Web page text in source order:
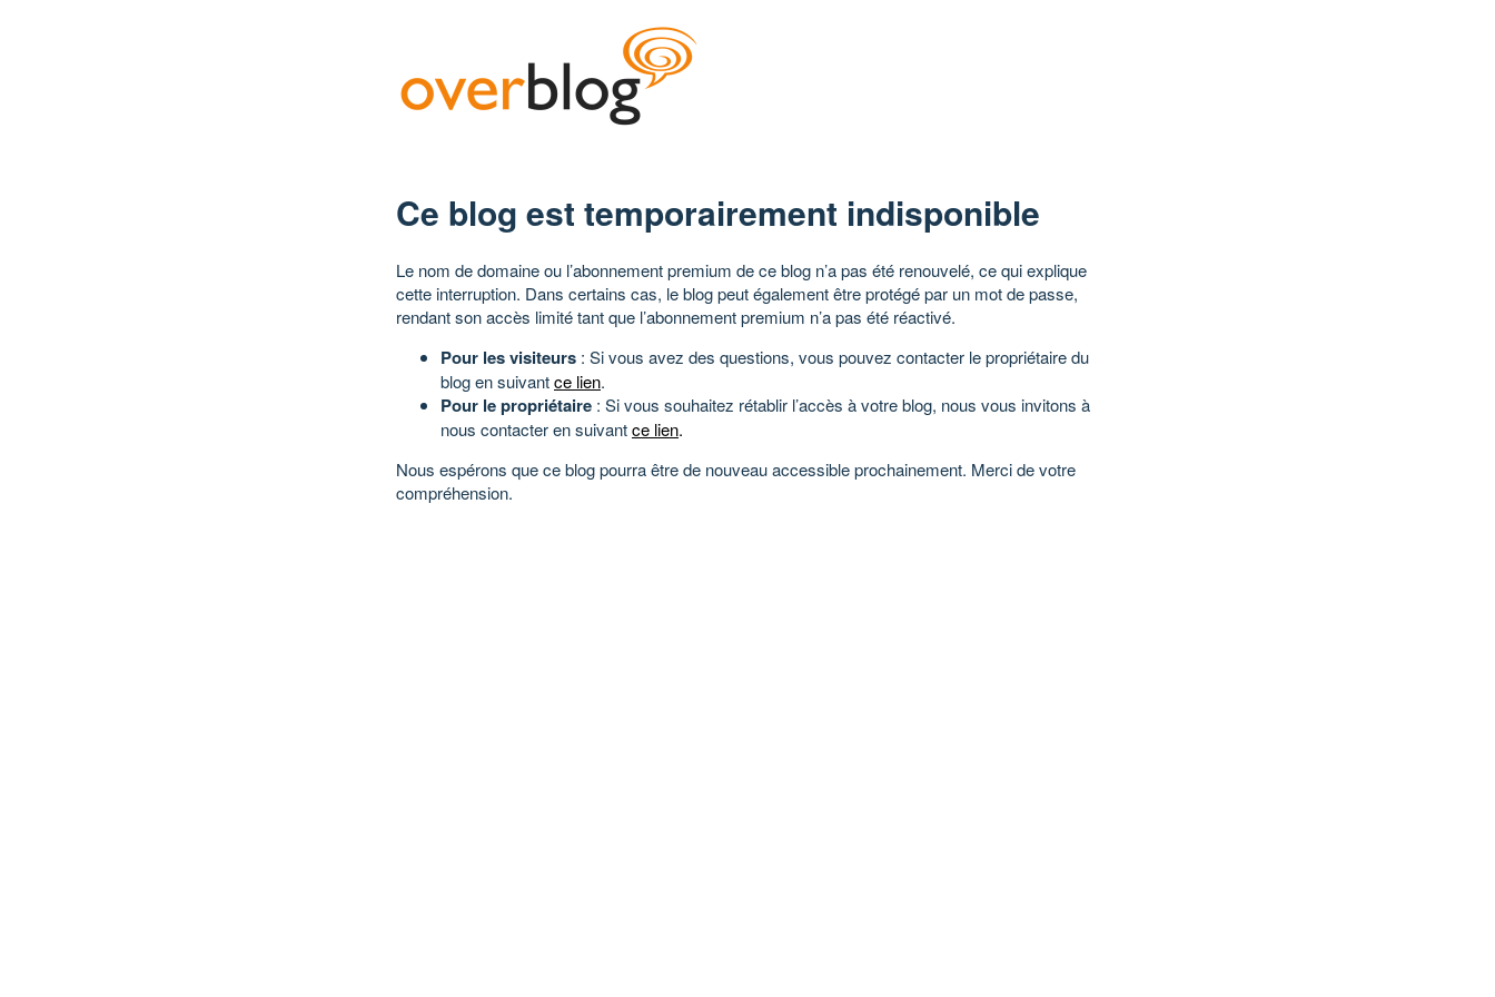
Ce blog est temporairement indisponible
Le nom de domaine ou l’abonnement premium de ce blog n’a pas été renouvelé, ce qui explique
cette interruption. Dans certains cas, le blog peut également être protégé par un mot de passe,
rendant son accès limité tant que l’abonnement premium n’a pas été réactivé.
Pour les visiteurs : Si vous avez des questions, vous pouvez contacter le propriétaire du
blog en suivantce lien.
Pour le propriétaire : Si vous souhaitez rétablir l’accès à votre blog, nous vous invitons à
nous contacter en suivantce lien.
Nous espérons que ce blog pourra être de nouveau accessible prochainement. Merci de votre
compréhension.